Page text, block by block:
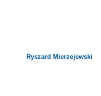
Ryszard Mierzejewski